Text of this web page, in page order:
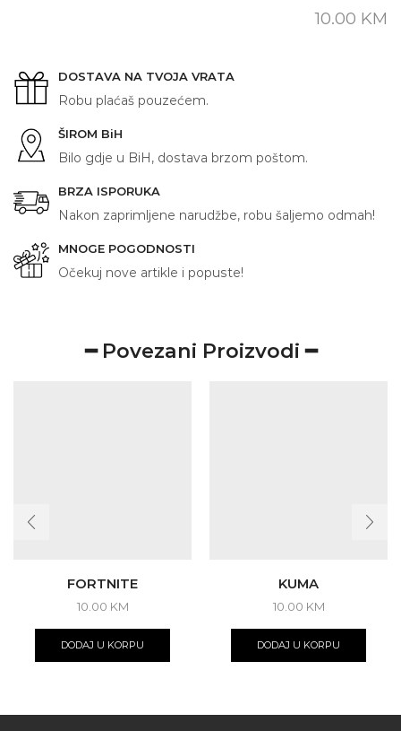
10.00 KM
DOSTAVA NA TVOJA VRATA
Robu plaćaš pouzećem.
ŠIROM BiH
Bilo gdje u BiH, dostava brzom poštom.
BRZA ISPORUKA
Nakon zaprimljene narudžbe, robu šaljemo odmah!
MNOGE POGODNOSTI
Očekuj nove artikle i popuste!
━ Povezani Proizvodi ━
FORTNITE
10.00 KM
DODAJ U KORPU
KUMA
10.00 KM
DODAJ U KORPU